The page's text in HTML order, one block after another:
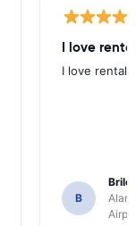
I love
I love rental
B